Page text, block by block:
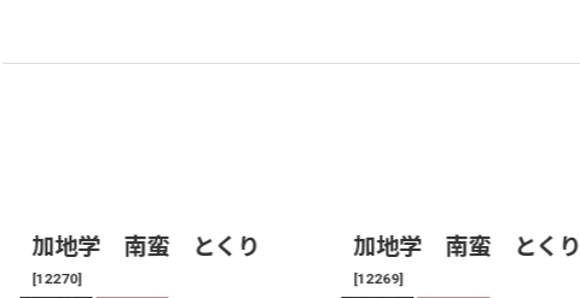
加地学 南蛮 とくり
[12270]
加地学 南蛮 とくり
[12269]